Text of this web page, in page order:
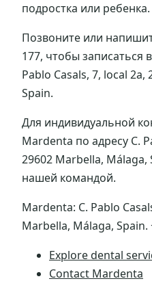
подростка или ребенка.
Позвоните или
177, чтобы записаться
Pablo Casals, 7, local
Spain.
Для индивидуальной
Mardenta по адресу C.
29602 Marbella, Málaga,
нашей командой.
Mardenta: C. Pablo
Marbella, Málaga, Spain.
Explore dental
Contact Mardenta